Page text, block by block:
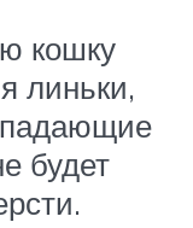
кошку
линьки,
будет